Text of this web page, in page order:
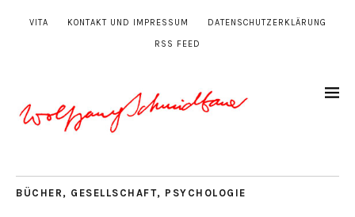
VITA KONTAKT UND IMPRESSUM DATENSCHUTZERKLÄRUNG
RSS FEED
BÜCHER , GESELLSCHAFT, PSYCHOLOGIE